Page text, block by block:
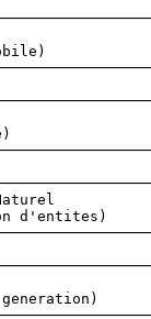
Naturel
d'entites)
generation)